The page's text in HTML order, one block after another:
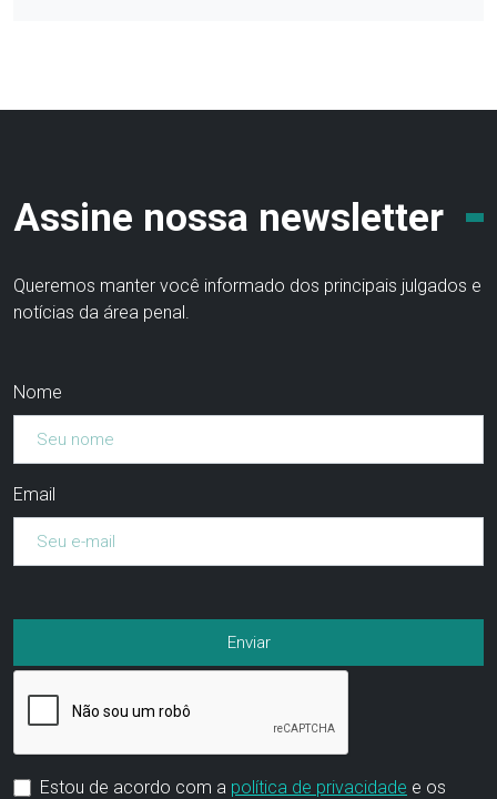
Assine nossa newsletter
Queremos manter você informado dos principais julgados e
notícias da área penal.
Nome
Email
Estou de acordo com a política de privacidade e os